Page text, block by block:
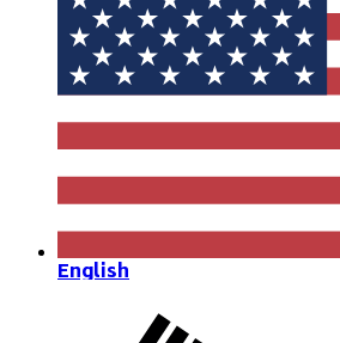
English